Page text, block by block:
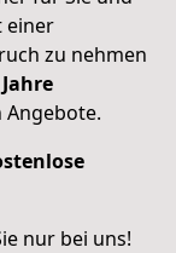
einer
zu nehmen
Angebote.
nur bei uns!